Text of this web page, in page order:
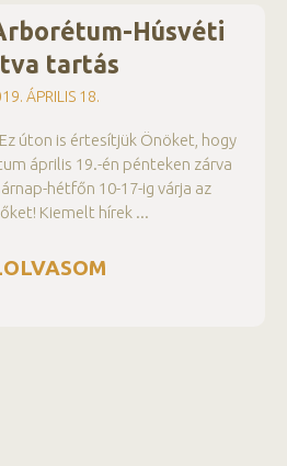
Húsvéti
tartás
ÁPRILIS 18.
úton is értesítjük Önöket, hogy
április 19.-én pénteken zárva
hétfőn 10-17-ig várja az
Kiemelt hírek